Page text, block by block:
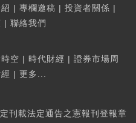
| 專欄邀稿 | 投資者關係 |
| 聯絡我們
空 | 時代財經 | 證券市場周
| 更多...
刊載法定通告之憲報刊登報章